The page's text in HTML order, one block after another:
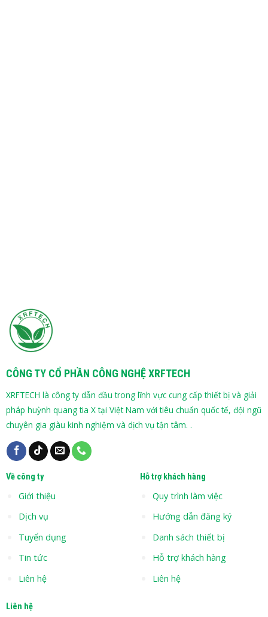
CÔNG TY CỔ PHẦN CÔNG NGHỆ XRFTECH
XRFTECH là công ty dẫn đầu trong lĩnh vực cung cấp thiết bị và giải
pháp huỳnh quang tia X tại Việt Nam với tiêu chuẩn quốc tế, đội ngũ
chuyên gia giàu kinh nghiệm và dịch vụ tận tâm. .
Về công ty
Giới thiệu
Dịch vụ
Tuyển dụng
Tin tức
Liên hệ
Hỗ trợ khách hàng
Quy trình làm việc
Hướng dẫn đăng ký
Danh sách thiết bị
Hỗ trợ khách hàng
Liên hệ
Liên hệ